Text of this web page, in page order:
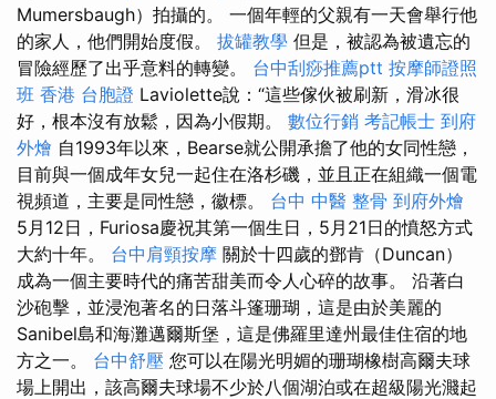
Mumersbaugh）拍攝的。 一個年輕的父親有一天會舉行他
的家人，他們開始度假。 拔罐教學 但是，被認為被遺忘的
冒險經歷了出乎意料的轉變。 台中刮痧推薦ptt 按摩師證照
班 香港 台胞證 Laviolette說：“這些傢伙被刷新，滑冰很
好，根本沒有放鬆，因為小假期。 數位行銷 考記帳士 到府
外燴 自1993年以來，Bearse就公開承擔了他的女同性戀，
目前與一個成年女兒一起住在洛杉磯，並且正在組織一個電
視頻道，主要是同性戀，徽標。 台中 中醫 整骨 到府外燴
5月12日，Furiosa慶祝其第一個生日，5月21日的憤怒方式
大約十年。 台中肩頸按摩 關於十四歲的鄧肯（Duncan）
成為一個主要時代的痛苦甜美而令人心碎的故事。 沿著白
沙砲擊，並浸泡著名的日落斗篷珊瑚，這是由於美麗的
Sanibel島和海灘邁爾斯堡，這是佛羅里達州最佳住宿的地
方之一。 台中舒壓 您可以在陽光明媚的珊瑚橡樹高爾夫球
場上開出，該高爾夫球場不少於八個湖泊或在超級陽光濺起